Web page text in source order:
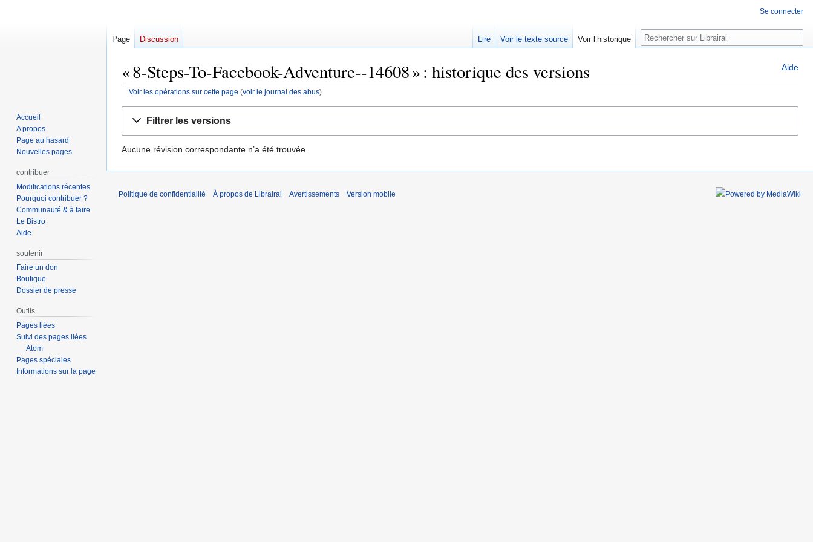
Aide
« 8-Steps-To-Facebook-Adventure--14608 » : historique des versions
Voir les opérations sur cette page (voir le journal des abus)
navigation
recherche
Filtrer les versions
Aucune révision correspondante n’a été trouvée.
Se connecter
Page Discussion Lire Voir le texte source Voir l’historique Rechercher
Accueil
A propos
Page au hasard
Nouvelles pages
contribuer
Modifications récentes
Pourquoi contribuer ?
Communauté & à faire
Le Bistro
Aide
soutenir
Faire un don
Boutique
Dossier de presse
Outils
Pages liées
Suivi des pages liées
Atom
Pages spéciales
Informations sur la page
Politique de confidentialité À propos de Librairal Avertissements Version mobile